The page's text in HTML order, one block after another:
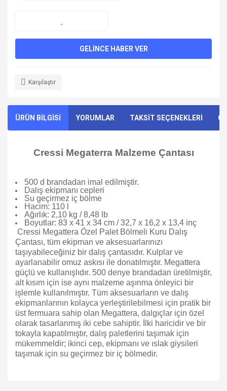
GELİNCE HABER VER
Karşılaştır
ÜRÜN BİLGİSİ YORUMLAR TAKSİT SEÇENEKLERİ
Cressi Megaterra Malzeme Çantası
500 d brandadan imal edilmiştir.
Dalış ekipmanı cepleri
Su geçirmez iç bölme
Hacim: 110 l
Ağırlık: 2,10 kg / 8,48 lb
Boyutlar: 83 x 41 x 34 cm / 32,7 x 16,2 x 13,4 inç
Cressi Megattera Özel Palet Bölmeli Kuru Dalış
Çantası, tüm ekipman ve aksesuarlarınızı
taşıyabileceğiniz bir dalış çantasıdır. Kulplar ve
ayarlanabilir omuz askısı ile donatılmıştır. Megattera
güçlü ve kullanışlıdır. 500 denye brandadan üretilmiştir,
alt kısım için ise aynı malzeme aşınma önleyici bir
işlemle kullanılmıştır. Tüm aksesuarların ve dalış
ekipmanlarının kolayca yerleştirilebilmesi için pratik bir
üst fermuara sahip olan Megattera, dalgıçlar için özel
olarak tasarlanmış iki cebe sahiptir. İlki haricidir ve bir
tokayla kapatılmıştır, dalış paletlerini taşımak için
mükemmeldir; ikinci cep, ekipmanı ve ıslak giysileri
taşımak için su geçirmez bir iç bölmedir.